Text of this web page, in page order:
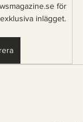
för
inlägget.